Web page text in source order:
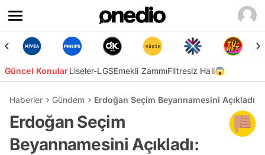
Güncel KonularLiseler-LGSEmekli ZammıFiltresiz Hali😱
Haberler Gündem Erdoğan Seçim Beyannamesini
Erdoğan Seçim
Beyannamesini Açıkladı: